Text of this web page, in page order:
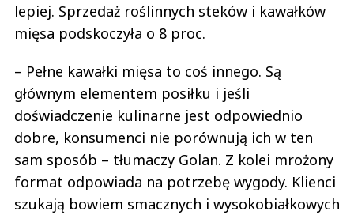
lepiej. Sprzedaż roślinnych steków i kawałków
mięsa podskoczyła o 8 proc.
– Pełne kawałki mięsa to coś innego. Są
głównym elementem posiłku i jeśli
doświadczenie kulinarne jest odpowiednio
dobre, konsumenci nie porównują ich w ten
sam sposób – tłumaczy Golan. Z kolei mrożony
format odpowiada na potrzebę wygody. Klienci
szukają bowiem smacznych i wysokobiałkowych